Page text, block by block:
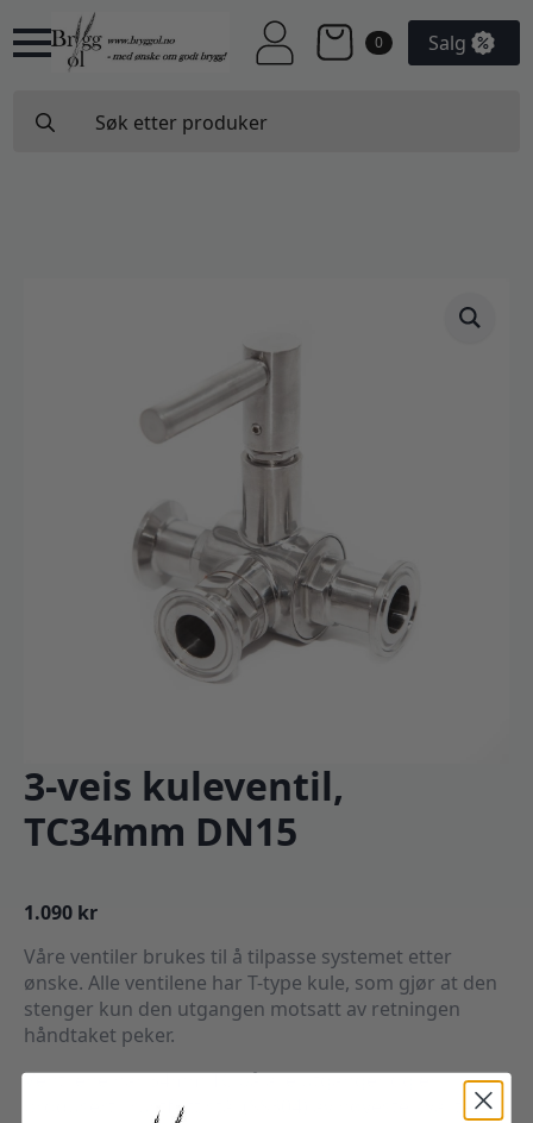
0 Salg
for:
3-veis kuleventil,
TC34mm DN15
1.090 kr
Våre ventiler brukes til å tilpasse systemet etter
ønske. Alle ventilene har T-type kule, som gjør at den
stenger kun den utgangen motsatt av retningen
håndtaket peker.
Ventilene har 34mm TC på alle utganger og er
produsert i rustfritt stål (SS304) av høyeste kvalitet.